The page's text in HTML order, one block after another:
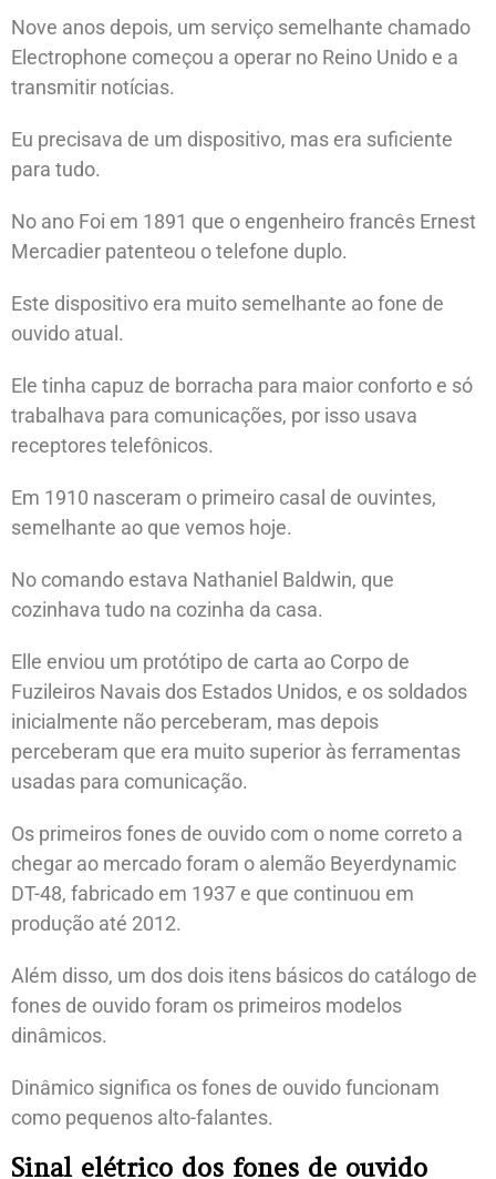
Nove anos depois, um serviço semelhante chamado
Electrophone começou a operar no Reino Unido e a
transmitir notícias.
Eu precisava de um dispositivo, mas era suficiente
para tudo.
No ano Foi em 1891 que o engenheiro francês Ernest
Mercadier patenteou o telefone duplo.
Este dispositivo era muito semelhante ao fone de
ouvido atual.
Ele tinha capuz de borracha para maior conforto e só
trabalhava para comunicações, por isso usava
receptores telefônicos.
Em 1910 nasceram o primeiro casal de ouvintes,
semelhante ao que vemos hoje.
No comando estava Nathaniel Baldwin, que
cozinhava tudo na cozinha da casa.
Elle enviou um protótipo de carta ao Corpo de
Fuzileiros Navais dos Estados Unidos, e os soldados
inicialmente não perceberam, mas depois
perceberam que era muito superior às ferramentas
usadas para comunicação.
Os primeiros fones de ouvido com o nome correto a
chegar ao mercado foram o alemão Beyerdynamic
DT-48, fabricado em 1937 e que continuou em
produção até 2012.
Além disso, um dos dois itens básicos do catálogo de
fones de ouvido foram os primeiros modelos
dinâmicos.
Dinâmico significa os fones de ouvido funcionam
como pequenos alto-falantes.
Sinal elétrico dos fones de ouvido